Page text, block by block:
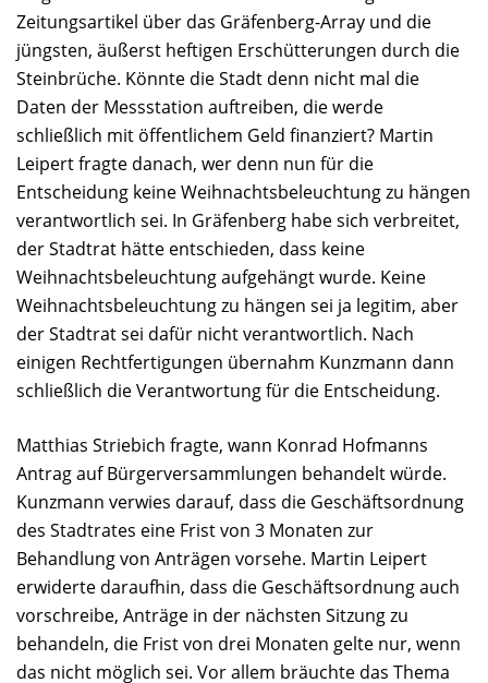
Zeitungsartikel über das Gräfenberg-Array und die
jüngsten, äußerst heftigen Erschütterungen durch die
Steinbrüche. Könnte die Stadt denn nicht mal die
Daten der Messstation auftreiben, die werde
schließlich mit öffentlichem Geld finanziert? Martin
Leipert fragte danach, wer denn nun für die
Entscheidung keine Weihnachtsbeleuchtung zu hängen
verantwortlich sei. In Gräfenberg habe sich verbreitet,
der Stadtrat hätte entschieden, dass keine
Weihnachtsbeleuchtung aufgehängt wurde. Keine
Weihnachtsbeleuchtung zu hängen sei ja legitim, aber
der Stadtrat sei dafür nicht verantwortlich. Nach
einigen Rechtfertigungen übernahm Kunzmann dann
schließlich die Verantwortung für die Entscheidung.
Matthias Striebich fragte, wann Konrad Hofmanns
Antrag auf Bürgerversammlungen behandelt würde.
Kunzmann verwies darauf, dass die Geschäftsordnung
des Stadtrates eine Frist von 3 Monaten zur
Behandlung von Anträgen vorsehe. Martin Leipert
erwiderte daraufhin, dass die Geschäftsordnung auch
vorschreibe, Anträge in der nächsten Sitzung zu
behandeln, die Frist von drei Monaten gelte nur, wenn
das nicht möglich sei. Vor allem bräuchte das Thema